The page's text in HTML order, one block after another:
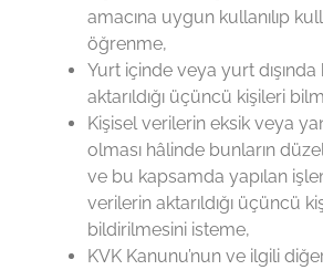
amacına uygun kullanılıp
öğrenme,
Yurt içinde veya yurt
aktarıldığı üçüncü kişileri
Kişisel verilerin eksik veya
olması hâlinde bunların
ve bu kapsamda yapılan
verilerin aktarıldığı üçüncü
bildirilmesini isteme,
KVK Kanunu’nun ve ilgili